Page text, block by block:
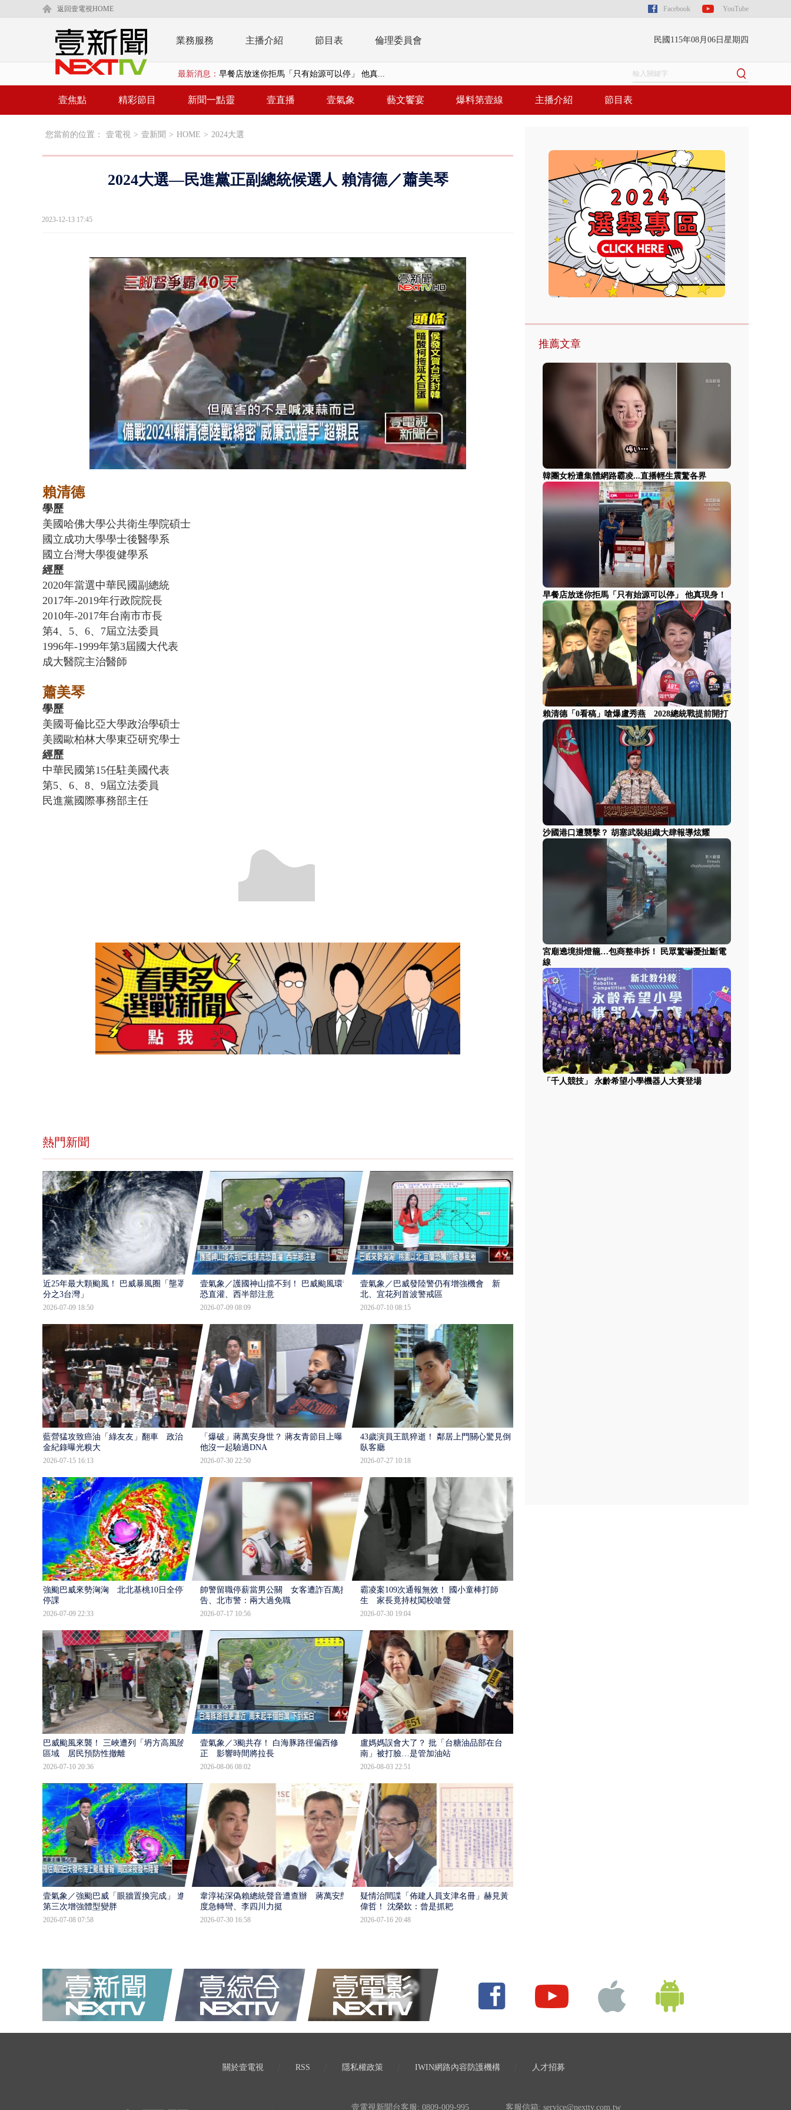
返回壹電視HOME Facebook YouTube
業務服務 主播介紹 節目表 倫理委員會 民國115年08月06日星期四
最新消息： 早餐店放迷你拒馬「只有始源可以停」 他真...
賴清德「0看稿」嗆爆盧秀燕 2028總統戰提...
白海豚逼近...北市「颱風整備假」？ 蔣萬安...
利慾薰心！ 美女律師涉龐大洗錢鏈 通緝港...
壹焦點 精彩節目 新聞一點靈 壹直播 壹氣象 藝文饗宴 爆料第壹線 主播介紹 節目表
您當前的位置： 壹電視 > 壹新聞 > HOME > 2024大選
2024大選—民進黨正副總統候選人 賴清德／蕭美琴
2023-12-13 17:45
Unmute
21.43%
賴清德
學歷
美國哈佛大學公共衛生學院碩士
國立成功大學學士後醫學系
國立台灣大學復健學系
經歷
2020年當選中華民國副總統
2017年-2019年行政院院長
2010年-2017年台南市市長
第4、5、6、7屆立法委員
1996年-1999年第3屆國大代表
成大醫院主治醫師
蕭美琴
學歷
美國哥倫比亞大學政治學碩士
美國歐柏林大學東亞研究學士
經歷
中華民國第15任駐美國代表
第5、6、8、9屆立法委員
民進黨國際事務部主任
熱門新聞
近25年最大顆颱風！ 巴威暴風圈「壟罩4
分之3台灣」
2026-07-09 18:50
壹氣象／護國神山擋不到！ 巴威颱風環流
恐直灌、西半部注意
2026-07-09 08:09
壹氣象／巴威發陸警仍有增強機會 新
北、宜花列首波警戒區
2026-07-10 08:15
藍營猛攻致癌油「綠友友」翻車 政治獻
金紀錄曝光糗大
2026-07-15 16:13
「爆破」蔣萬安身世？ 蔣友青節目上曝：
他沒一起驗過DNA
2026-07-30 22:50
43歲演員王凱猝逝！ 鄰居上門關心驚見倒
臥客廳
2026-07-27 10:18
強颱巴威來勢洶洶 北北基桃10日全停班
停課
2026-07-09 22:33
帥警留職停薪當男公關 女客遭詐百萬提
告、北市警：兩大過免職
2026-07-17 10:56
霸凌案109次通報無效！ 國小童棒打師
生 家長竟持杖闖校嗆聲
2026-07-30 19:04
巴威颱風來襲！ 三峽遭列「坍方高風險」
區域 居民預防性撤離
2026-07-10 20:36
壹氣象／3颱共存！ 白海豚路徑偏西修
正 影響時間將拉長
2026-08-06 08:02
盧媽媽誤會大了？ 批「台糖油品部在台
南」被打臉…是管加油站
2026-08-03 22:51
壹氣象／強颱巴威「眼牆置換完成」 進入
第三次增強體型變胖
2026-07-08 07:58
韋淳祐深偽賴總統聲音遭查辦 蔣萬安態
度急轉彎、李四川力挺
2026-07-30 16:58
疑情治間諜「佈建人員支津名冊」赫見黃
偉哲！ 沈榮欽：曾是抓耙
2026-07-16 20:48
推薦文章
韓團女粉遭集體網路霸凌...直播輕生震驚各界
早餐店放迷你拒馬「只有始源可以停」 他真現身！
賴清德「0看稿」嗆爆盧秀燕 2028總統戰提前開打
沙國港口遭襲擊？ 胡塞武裝組織大肆報導炫耀
宮廟遶境掛燈籠…包商整串拆！ 民眾驚嚇憂扯斷電
線
「千人競技」 永齡希望小學機器人大賽登場
關於壹電視 RSS 隱私權政策 IWIN網路內容防護機構 人才招募
壹電視新聞台客服: 0809-009-995 客服信箱: service@nexttv.com.tw